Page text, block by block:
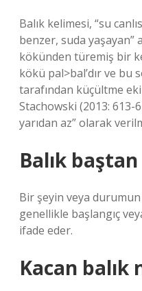
Balık kelimesi, “su
benzer, suda yaşayan”
kökünden türemiş bir
kökü pal>bal’dır ve bu
tarafından küçültme
Stachowski (2013: 613-
yarıdan az” olarak
Balık
Bir şeyin veya
genellikle başlangıç
ifade eder.
Kacan balık